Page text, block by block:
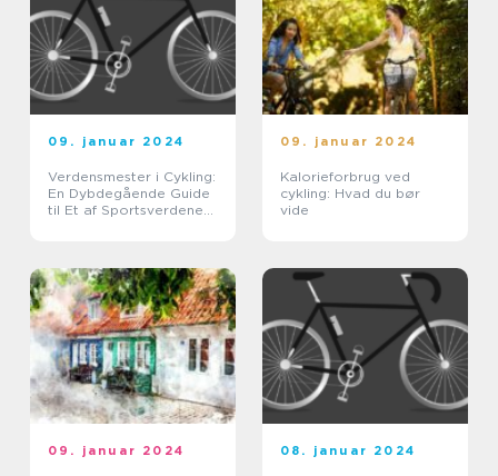
09. januar 2024
Verdensmester i Cykling:
En Dybdegående Guide
til Et af Sportsverdenens
09. januar 2024
Kalorieforbrug ved
cykling: Hvad du bør
vide
09. januar 2024 08. januar 2024